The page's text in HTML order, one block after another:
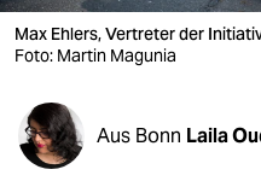
verlag
veranstaltungen
shop
fragen & hilfe
Max Ehlers, Vertreter der
Foto: Martin Magunia
Aus Bonn Laila